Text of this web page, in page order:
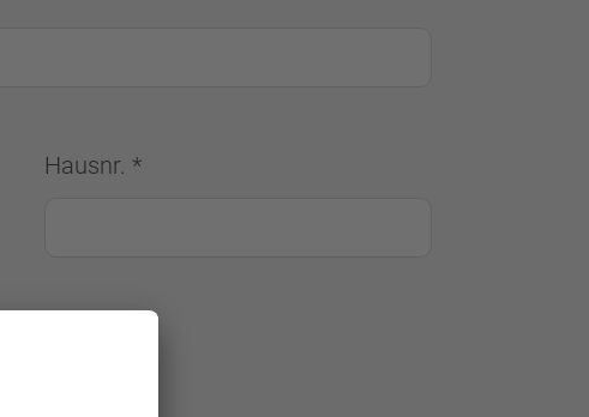
Hausnr. *